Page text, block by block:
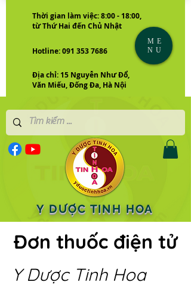
Thời gian làm việc: 8:00 - 18:00,
từ Thứ Hai đến Chủ Nhật
Hotline: 091 353 7686
Địa chỉ: 15 Nguyễn Như Đổ,
Văn Miếu, Đống Đa, Hà Nội
Y DƯỢC TINH HOA
ME
NU
Đơn thuốc điện tử
Y Dược Tinh Hoa